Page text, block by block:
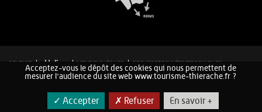
CONTACT MENTIONS LÉGALES
COOKIES ET DONNÉES PERSONNELLES
PLAN DU SITE
Acceptez-vous le dépôt des cookies qui nous permettent de
mesurer l'audience du site web www.tourisme-thierache.fr ?
✓ Accepter ✗ Refuser En savoir +